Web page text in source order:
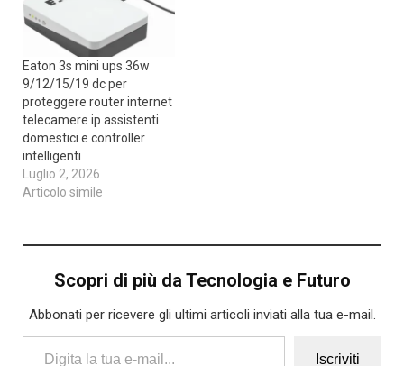
Eaton 3s mini ups 36w
9/12/15/19 dc per
proteggere router internet
telecamere ip assistenti
domestici e controller
intelligenti
Luglio 2, 2026
Articolo simile
Scopri di più da Tecnologia e Futuro
Abbonati per ricevere gli ultimi articoli inviati alla tua e-mail.
Digita la tua e-mail...
Iscriviti